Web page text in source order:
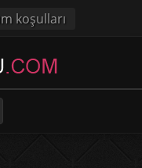
koşulları